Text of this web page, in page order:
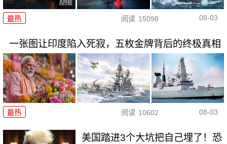
最热 阅读 15098 08-03
一张图让印度陷入死寂，五枚金牌背后的终极真相
最热 阅读 10602 08-03
美国踏进3个大坑把自己埋了！恐